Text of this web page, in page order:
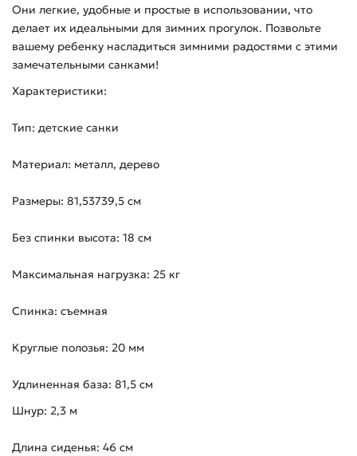
Они легкие, удобные и простые в использовании, что
делает их идеальными для зимних прогулок. Позвольте
вашему ребенку насладиться зимними радостями с этими
замечательными санками!
Характеристики:
Тип: детские санки
Материал: металл, дерево
Размеры: 81,53739,5 см
Без спинки высота: 18 см
Максимальная нагрузка: 25 кг
Спинка: съемная
Круглые полозья: 20 мм
Удлиненная база: 81,5 см
Шнур: 2,3 м
Длина сиденья: 46 см